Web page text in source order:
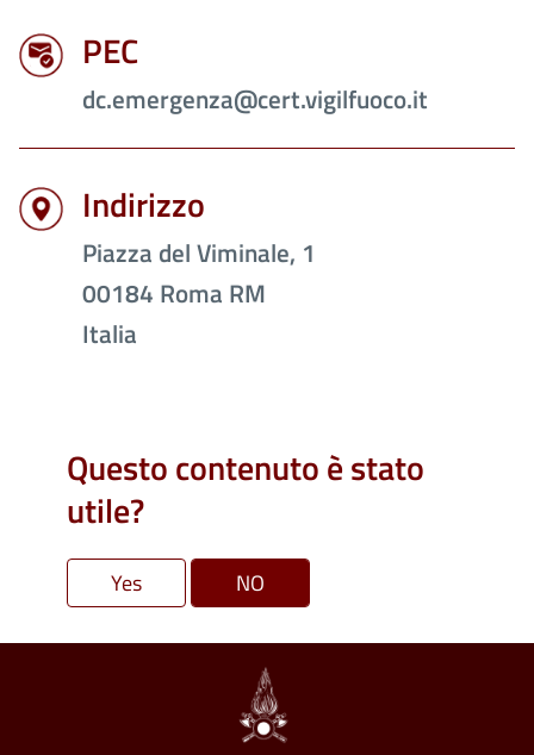
PEC
dc.emergenza@cert.vigilfuoco.it
Indirizzo
Piazza del Viminale, 1
00184 Roma RM
Italia
Questo contenuto è stato
utile?